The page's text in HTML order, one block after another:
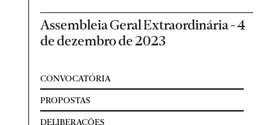
Assembleia Geral Extraordinária - 4
de dezembro de 2023
CONVOCATÓRIA
PROPOSTAS
DELIBERAÇÕES